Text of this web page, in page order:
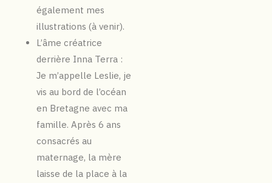
également mes
illustrations (à venir).
L’âme créatrice
derrière Inna Terra :
Je m’appelle Leslie, je
vis au bord de l’océan
en Bretagne avec ma
famille. Après 6 ans
consacrés au
maternage, la mère
laisse de la place à la